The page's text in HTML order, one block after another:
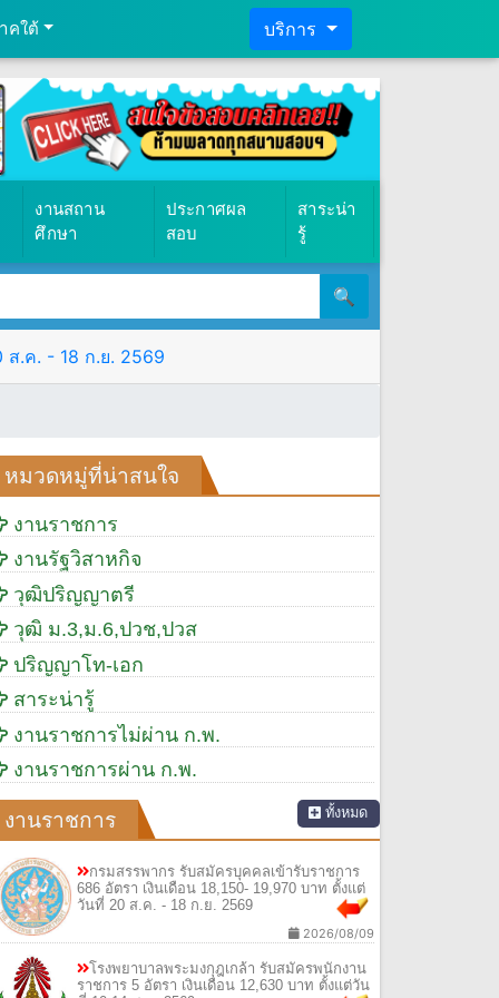
คใต้ บริการ
งานสถาน
ศึกษา
ประกาศผล
สอบ
สาระน่า
รู้
🔍
ส.ค. - 18 ก.ย. 2569
หมวดหมู่ที่น่าสนใจ
งานราชการ
งานรัฐวิสาหกิจ
วุฒิปริญญาตรี
วุฒิ ม.3,ม.6,ปวช,ปวส
ปริญญาโท-เอก
สาระน่ารู้
งานราชการไม่ผ่าน ก.พ.
งานราชการผ่าน ก.พ.
งานราชการ ทั้งหมด
กรมสรรพากร รับสมัครบุคคลเข้ารับราชการ
686 อัตรา เงินเดือน 18,150- 19,970 บาท ตั้งแต่
วันที่ 20 ส.ค. - 18 ก.ย. 2569
2026/08/09
โรงพยาบาลพระมงกุฎเกล้า รับสมัครพนักงาน
ราชการ 5 อัตรา เงินเดือน 12,630 บาท ตั้งแต่วัน